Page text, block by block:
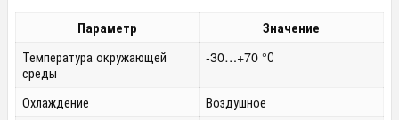
Параметр Значение
Температура окружающей
среды
-30…+70 °С
Охлаждение
Воздушное